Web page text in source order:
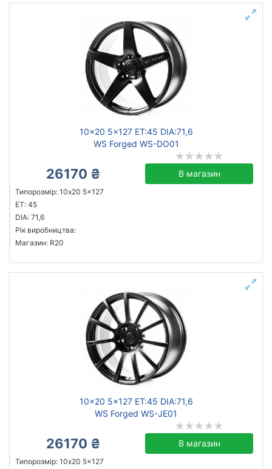
10x20 5x127 ET:45 DIA:71,6
WS Forged WS-DO01
26170 ₴ В магазин
Типорозмір: 10x20 5x127
ET: 45
DIA: 71,6
Рік виробництва:
Магазин: R20
10x20 5x127 ET:45 DIA:71,6
WS Forged WS-JE01
26170 ₴ В магазин
Типорозмір: 10x20 5x127